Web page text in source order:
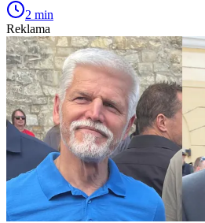
2 min
Reklama